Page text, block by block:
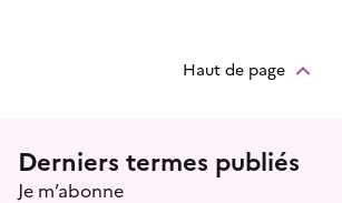
Haut de page
Menu prefooter
Derniers termes publiés
Je m’abonne